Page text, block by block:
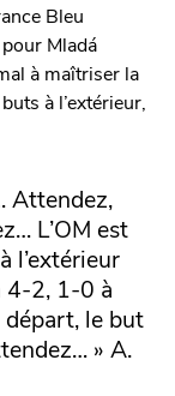
Bleu
Mladá
à maîtriser la
à l’extérieur,
Attendez,
L’OM est
l’extérieur
4-2, 1-0 à
départ, le but
» A.